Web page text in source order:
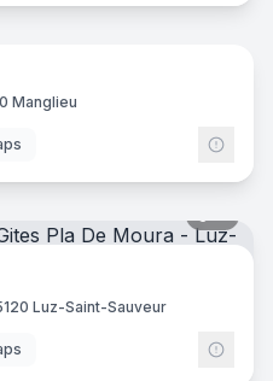
39
Manglieu
Luz-Saint-Sauveur